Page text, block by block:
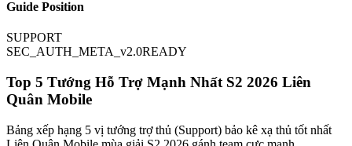
Guide Position
SUPPORT
SEC_AUTH_META_v2.0READY
Top 5 Tướng Hỗ Trợ Mạnh Nhất S2 2026 Liên
Quân Mobile
Bảng xếp hạng 5 vị tướng trợ thủ (Support) bảo kê xạ thủ tốt nhất